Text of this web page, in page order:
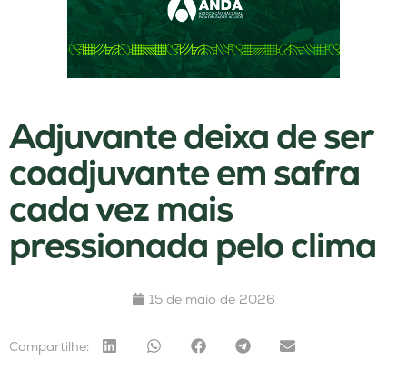
Adjuvante deixa de ser
coadjuvante em safra
cada vez mais
pressionada pelo clima
15 de maio de 2026
Compartilhe: